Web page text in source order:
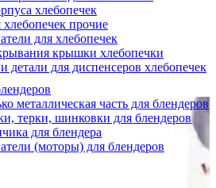
хлебопечек
хлебопечек прочие
для хлебопечек
крышки хлебопечки
детали для диспенсеров хлебопечек
металлическая часть для блендеров
терки, шинковки для блендеров
для блендера
(моторы) для блендеров